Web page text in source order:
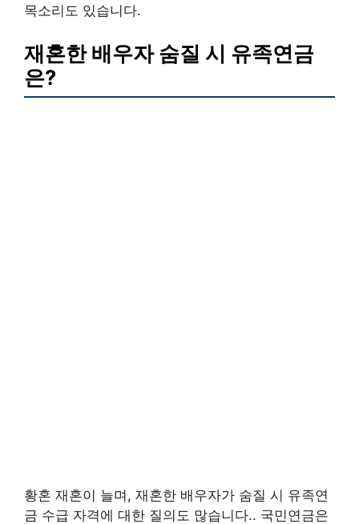
목소리도 있습니다.
재혼한 배우자 숨질 시 유족연금
은?
황혼 재혼이 늘며, 재혼한 배우자가 숨질 시 유족연
금 수급 자격에 대한 질의도 많습니다.. 국민연금은